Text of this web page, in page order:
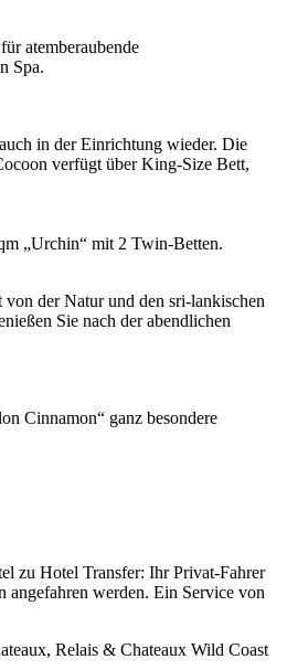
atemberaubende
Spa.
in der Einrichtung wieder. Die
verfügt über King-Size Bett,
„Urchin“ mit 2 Twin-Betten.
der Natur und den sri-lankischen
Sie nach der abendlichen
Cinnamon“ ganz besondere
zu Hotel Transfer: Ihr Privat-Fahrer
angefahren werden. Ein Service von
Relais & Chateaux Wild Coast